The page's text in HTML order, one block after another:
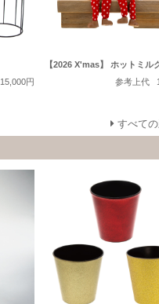
15,000円
【2026 X'mas】 ホットミル
参考上代
すべて